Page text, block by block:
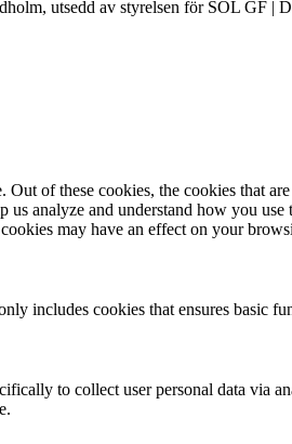
utsedd av styrelsen för SOL GF |
of these cookies, the cookies that
analyze and understand how you
may have an effect on your
includes cookies that ensures basic
to collect user personal data via